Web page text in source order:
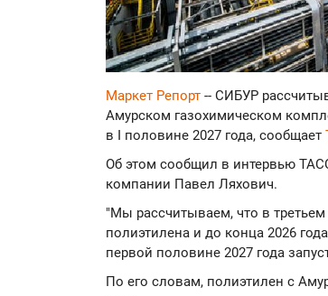
Маркет Репорт -- СИБУР
Амурском газохимическом
в I половине 2027 года, сообщает
Об этом сообщил в интервью
компании Павел Ляхович.
"Мы рассчитываем, что в
полиэтилена и до конца 2026
первой половине 2027 года
По его словам, полиэтилен с